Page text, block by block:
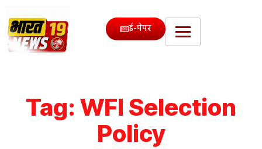
ई-पेपर
Tag: WFI Selection
Policy